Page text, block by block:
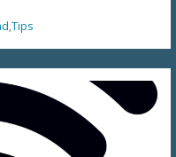
,Tips